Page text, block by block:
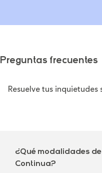
Preguntas frecuentes
Resuelve tus
¿Qué modalidades
Continua?